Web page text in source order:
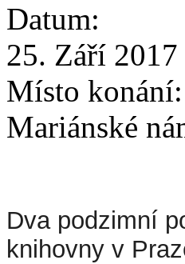
Datum:
25. Září 2017
Místo konání:
Mariánské
Dva podzimní
knihovny v